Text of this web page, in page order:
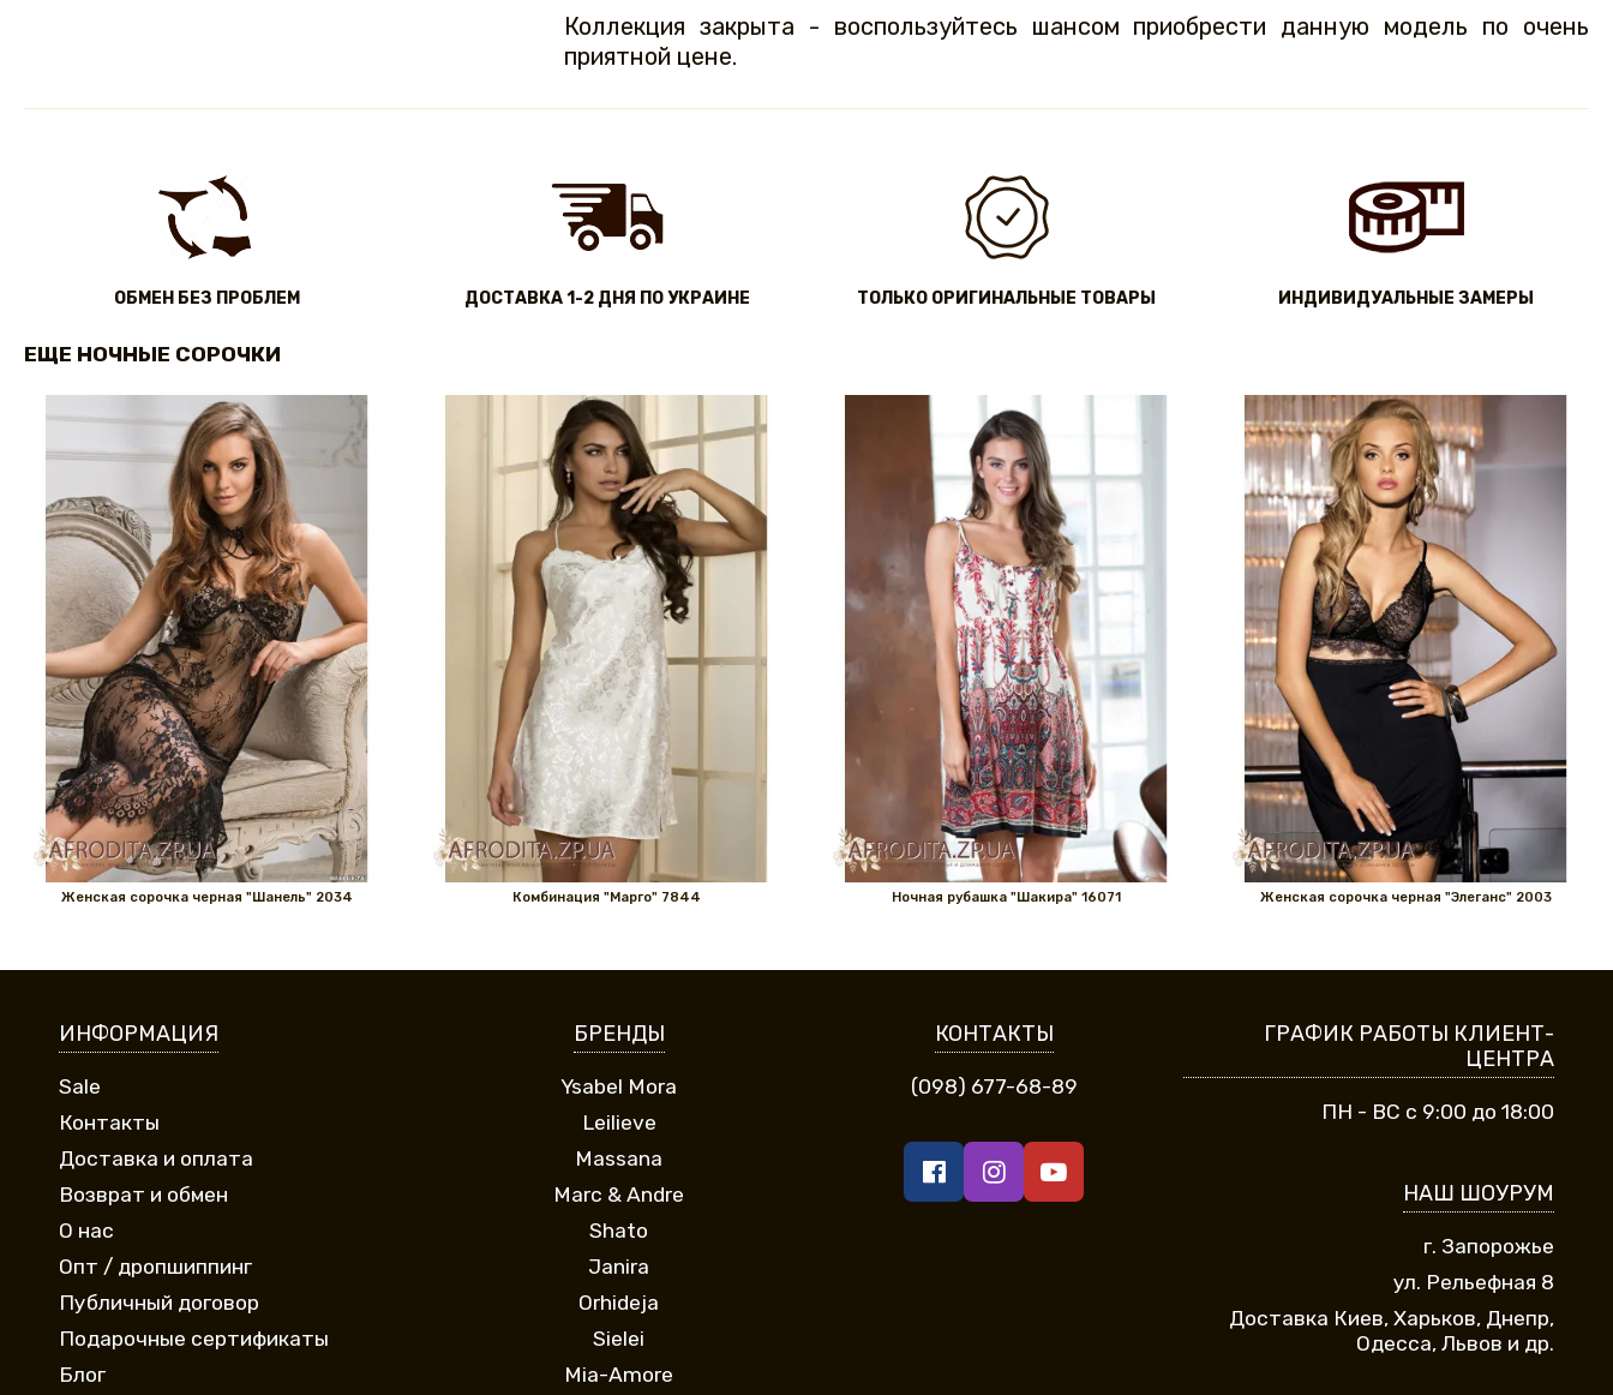
Коллекция закрыта - воспользуйтесь шансом приобрести данную модель по очень
приятной цене.
ОБМЕН БЕЗ ПРОБЛЕМ ДОСТАВКА 1-2 ДНЯ ПО УКРАИНЕ ТОЛЬКО ОРИГИНАЛЬНЫЕ ТОВАРЫ ИНДИВИДУАЛЬНЫЕ ЗАМЕРЫ
ЕЩЕ НОЧНЫЕ СОРОЧКИ
Женская сорочка черная "Шанель" 2034 Комбинация "Марго" 7844 Ночная рубашка "Шакира" 16071 Женская сорочка черная "Элеганс" 2003
ИНФОРМАЦИЯ
Sale
Контакты
Доставка и оплата
Возврат и обмен
О нас
Опт / дропшиппинг
Публичный договор
Подарочные сертификаты
Блог
БРЕНДЫ
Ysabel Mora
Leilieve
Massana
Marc & Andre
Shato
Janira
Orhideja
Sielei
Mia-Amore
КОНТАКТЫ
(098) 677-68-89
ГРАФИК РАБОТЫ КЛИЕНТ-
ЦЕНТРА
ПН - ВС с 9:00 до 18:00
НАШ ШОУРУМ
г. Запорожье
ул. Рельефная 8
Доставка Киев, Харьков, Днепр,
Одесса, Львов и др.